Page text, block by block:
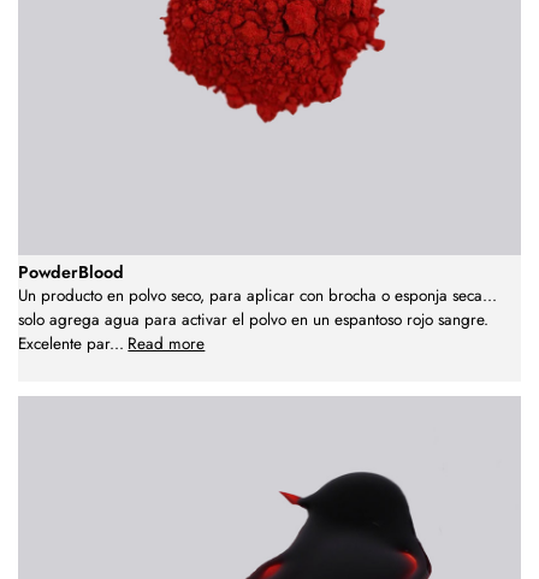
PowderBlood
Un producto en polvo seco, para aplicar con brocha o esponja seca...
solo agrega agua para activar el polvo en un espantoso rojo sangre.
Excelente par... Read more